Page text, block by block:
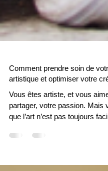
Comment prendre soin de
artistique et optimiser votre
Vous êtes artiste, et vous
que l’art n’est pas toujours